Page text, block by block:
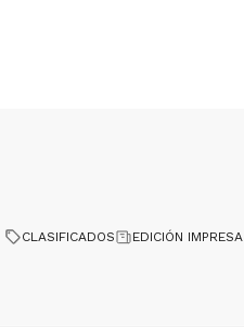
CLASIFICADOS EDICIÓN IMPRESA